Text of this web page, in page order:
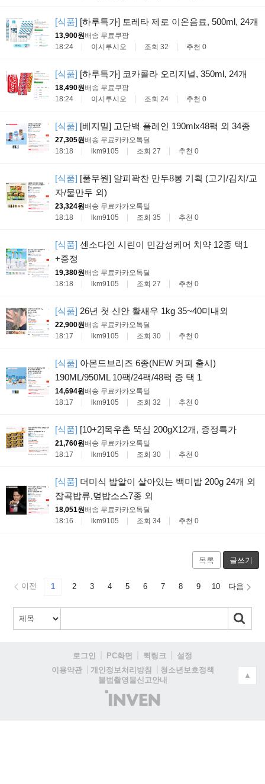
[식품] [하루특가] 토레타 제로 이온음료, 500ml, 24개
13,900원배송 무료쿠팡
18:24
이시루시오 조회 32 추천 0
[식품] [하루특가] 코카콜라 오리지널, 350ml, 24개
18,490원배송 무료쿠팡
18:24
이시루시오 조회 24 추천 0
[식품] [베지밀] 고단백 플레인 190mlx48팩 외 34종
27,305원배송 무료카카오톡딜
18:18
lkm9105 조회 27 추천 0
[식품] [풀무원] 얄피꽉찬 만두8봉 기획 (고기/김치/교
자/물만두 외)
23,324원배송 무료카카오톡딜
18:18
lkm9105 조회 35 추천 0
[식품] 센소다인 시린이 민감성케어 치약 12종 택1
+증정
19,380원배송 무료카카오톡딜
18:18
lkm9105 조회 27 추천 0
[식품] 26년 첫 신안 활새우 1kg 35~40미내외
22,900원배송 무료카카오톡딜
18:17
lkm9105 조회 30 추천 0
[식품] 아몬드브리즈 6종(NEW 커피 출시)
190ML/950ML 10팩/24팩/48팩 중 택 1
14,694원배송 무료카카오톡딜
18:17
lkm9105 조회 32 추천 0
[식품] [10+2]목우촌 뚝심 200gX12개, 증정특가
21,760원배송 무료카카오톡딜
18:17
lkm9105 조회 30 추천 0
[식품] 더미식 밥알이 살아있는 백미밥 200g 24개 외
잡곡밥류,덮밥소스7종 외
18,051원배송 무료카카오톡딜
18:16
lkm9105 조회 34 추천 0
목록 글쓰기
이전 1 2 3 4 5 6 7 8 9 10 다음
로그인 PC화면 퀵링크
설정
이용약관
개인정보처리방침
청소년보호정책
불법촬영물신고안내
(주)
인
▲